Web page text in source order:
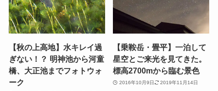
【秋の上高地】水キレイ過
ぎない！？ 明神池から河童
橋、大正池までフォトウォ
ーク
【乗鞍岳・畳平】一泊して
星空とご来光を見てきた。
標高2700mから臨む景色
2016年10月9日 2019年11月14日